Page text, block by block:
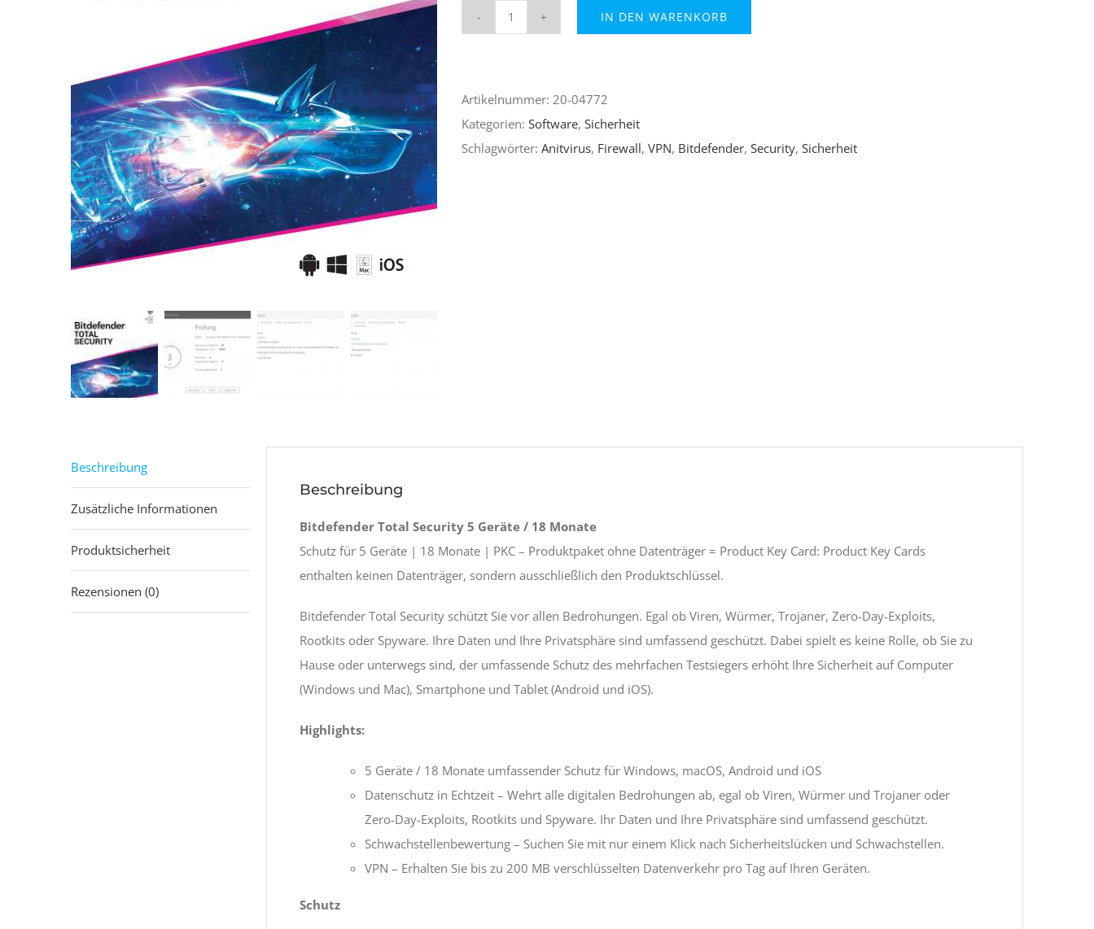
5
Geräte
/
IN DEN WARENKORB
Artikelnummer: 20-04772
Kategorien: Software, Sicherheit
Schlagwörter: Anitvirus, Firewall, VPN, Bitdefender, Security, Sicherheit
Beschreibung
Zusätzliche Informationen
Produktsicherheit
Rezensionen (0)
Beschreibung
Bitdefender Total Security 5 Geräte / 18 Monate
Schutz für 5 Geräte | 18 Monate | PKC – Produktpaket ohne Datenträger = Product Key Card: Product Key Cards
enthalten keinen Datenträger, sondern ausschließlich den Produktschlüssel.
Bitdefender Total Security schützt Sie vor allen Bedrohungen. Egal ob Viren, Würmer, Trojaner, Zero-Day-Exploits,
Rootkits oder Spyware. Ihre Daten und Ihre Privatsphäre sind umfassend geschützt. Dabei spielt es keine Rolle, ob Sie zu
Hause oder unterwegs sind, der umfassende Schutz des mehrfachen Testsiegers erhöht Ihre Sicherheit auf Computer
(Windows und Mac), Smartphone und Tablet (Android und iOS).
Highlights:
5 Geräte / 18 Monate umfassender Schutz für Windows, macOS, Android und iOS
Datenschutz in Echtzeit – Wehrt alle digitalen Bedrohungen ab, egal ob Viren, Würmer und Trojaner oder
Zero-Day-Exploits, Rootkits und Spyware. Ihr Daten und Ihre Privatsphäre sind umfassend geschützt.
Schwachstellenbewertung – Suchen Sie mit nur einem Klick nach Sicherheitslücken und Schwachstellen.
VPN – Erhalten Sie bis zu 200 MB verschlüsselten Datenverkehr pro Tag auf Ihren Geräten.
Schutz